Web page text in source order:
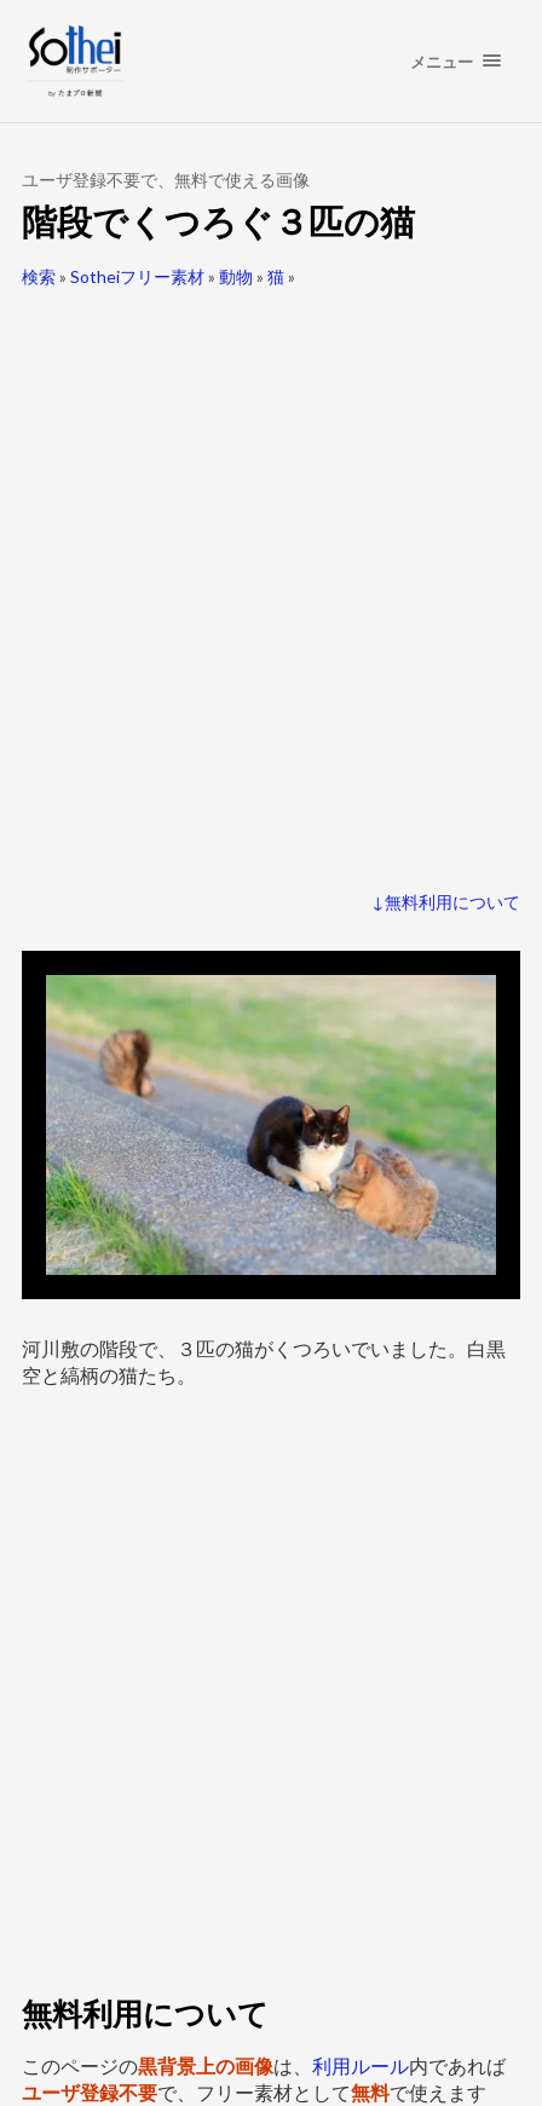
メニュー
ユーザ登録不要で、無料で使える画像
階段でくつろぐ３匹の猫
検索» Sotheiフリー素材» 動物 » 猫»
↓無料利用について
河川敷の階段で、３匹の猫がくつろいでいました。白黒
空と縞柄の猫たち。
無料利用について
このページの黒背景上の画像は、 利用ルール内であれば
ユーザ登録不要で、フリー素材として無料で使えます